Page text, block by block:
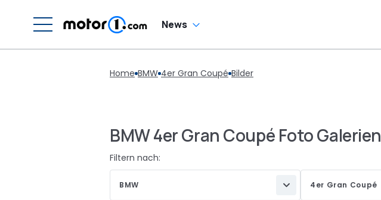
News
Home BMW 4er Gran Coupé Bilder
BMW 4er Gran Coupé Foto Galerien
Filtern nach:
BMW 4er Gran Coupé